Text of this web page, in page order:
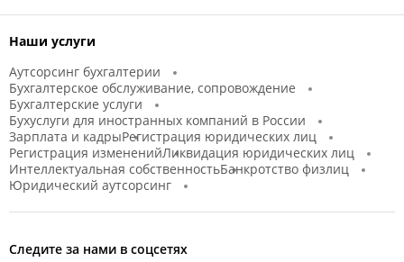
Наши услуги
Аутсорсинг бухгалтерии
Бухгалтерское обслуживание, сопровождение
Бухгалтерские услуги
Бухуслуги для иностранных компаний в России
Зарплата и кадрыРегистрация юридических лиц
Регистрация измененийЛиквидация юридических лиц
Интеллектуальная собственностьБанкротство физлиц
Юридический аутсорсинг
Следите за нами в соцсетях